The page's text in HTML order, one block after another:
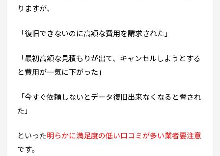
りますが、
「復旧できないのに高額な費用を請求された」
「最初高額な見積もりが出て、キャンセルしようとする
と費用が一気に下がった」
「今すぐ依頼しないとデータ復旧出来なくなると脅され
た」
といった明らかに満足度の低い口コミが多い業者要注意
です。